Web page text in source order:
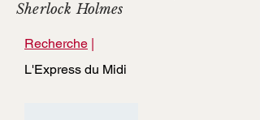
Sherlock Holmes
Recherche |
L'Express du Midi